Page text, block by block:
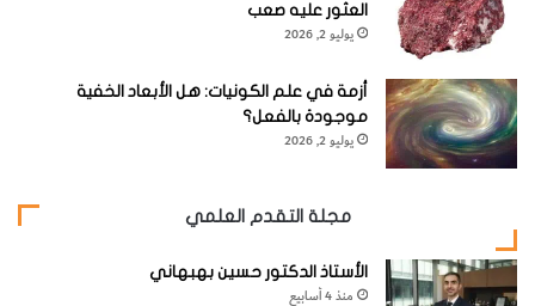
العثور عليه صعب
يوليو 2, 2026
أزمة في علم الكونيات: هل الأبعاد الخفية
موجودة بالفعل؟
يوليو 2, 2026
مجلة التقدم العلمي
الأستاذ الدكتور حسين بهبهاني
منذ 4 أسابيع